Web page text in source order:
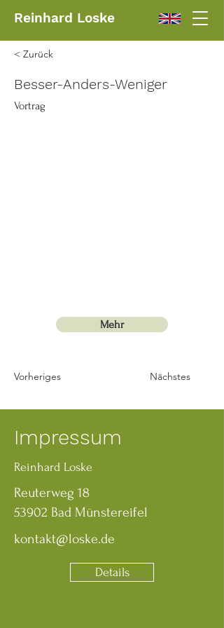
Reinhard Loske
< Zurück
Besser-Anders-Weniger
Vortrag
Mehr
Vorheriges Nächstes
Impressum
Reinhard Loske
Reuterweg 18
53902 Bad Münstereifel
kontakt@loske.de
Details